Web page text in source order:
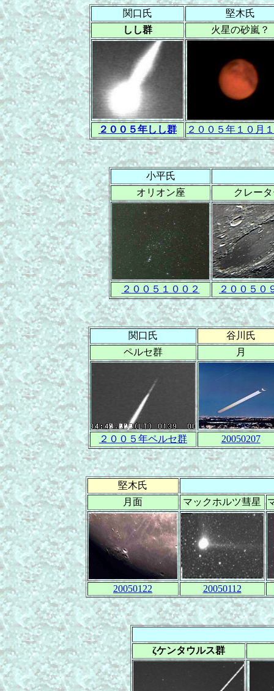
関口氏
堅木氏
しし群
火星の砂嵐？
２００５年しし群 ２００５年１０月
小平氏
オリオン座
クレー
２００５１００２ ２００５０
関口氏
谷川氏
ペルセ群
月
２００５年ペルセ群 20050207
堅木氏
月面
マックホルツ彗星
20050122 20050112
ζケンタウルス群